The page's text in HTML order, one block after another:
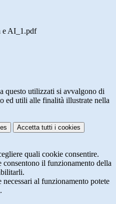
e AI_1.pdf
questo utilizzati si avvalgono di
ed utili alle finalità illustrate nella
Accetta tutti i cookies
quali cookie consentire.
consentono il funzionamento della
al funzionamento potete
.